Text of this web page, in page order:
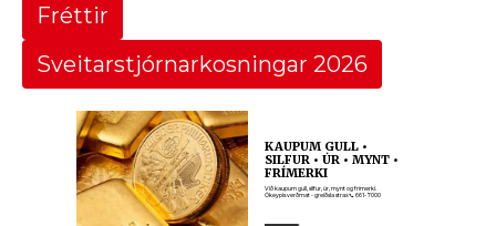
Fréttir
Sveitarstjórnarkosningar 2026